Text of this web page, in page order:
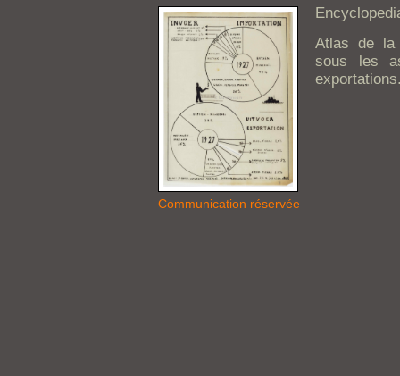
Communication réservée
Atlas de la
sous les